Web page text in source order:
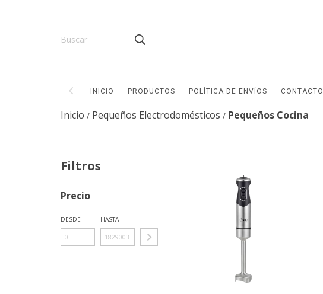
INICIO PRODUCTOS POLÍTICA DE ENVÍOS CONTACTO
Inicio / Pequeños Electrodomésticos / Pequeños Cocina
Filtros
Precio
DESDE HASTA